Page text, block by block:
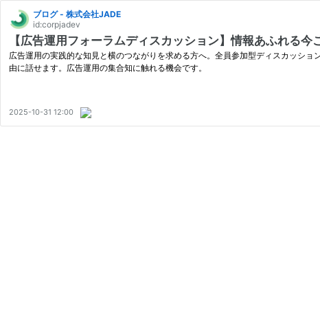
ブログ - 株式会社JADE
id:corpjadev
【広告運用フォーラムディスカッション】情報あふれる
広告運用の実践的な知見と横のつながりを求める方へ。全員参加型ディスカッシ
由に話せます。広告運用の集合知に触れる機会です。
2025-10-31 12:00